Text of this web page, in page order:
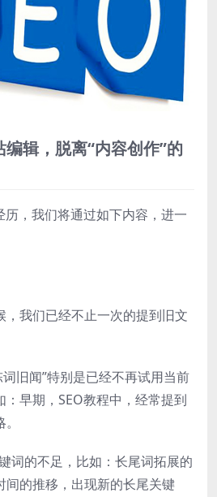
辑，脱离“内容创作”的
历，我们将通过如下内容，进一
，我们已经不止一次的提到旧文
旧闻”特别是已经不再试用当前
早期，SEO教程中，经常提到
的不足，比如：长尾词拓展的
间的推移，出现新的长尾关键